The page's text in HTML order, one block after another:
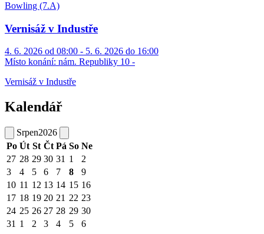
Bowling (7.A)
Vernisáž v Industře
4. 6. 2026 od 08:00 - 5. 6. 2026 do 16:00
Místo konání: nám. Republiky 10 -
Vernisáž v Industře
Kalendář
Srpen2026
Po Út St Čt Pá So Ne
27 28 29 30 31 1
2
3
4 5 6 7 8
9
10 11 12 13 14 15 16
17 18 19 20 21 22 23
24 25 26 27 28 29 30
31 1 2 3 4 5 6